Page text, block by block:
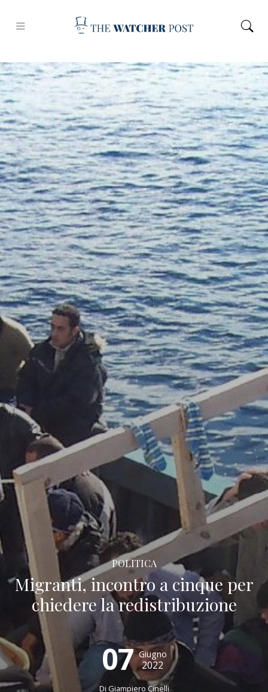
POLITICA
Migranti, incontro a cinque per
chiedere la redistribuzione
07 Giugno
2022
Di Giampiero Cinelli